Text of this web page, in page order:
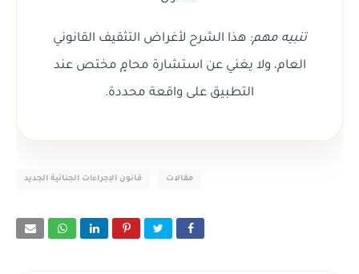
تنبيه مهم: هذا الشرح لأغراض التثقيف القانوني
العام، ولا يغني عن استشارة محامٍ مختص عند
التطبيق على واقعة محددة.
قانون الإجراءات الجنائية الجديد مقالات